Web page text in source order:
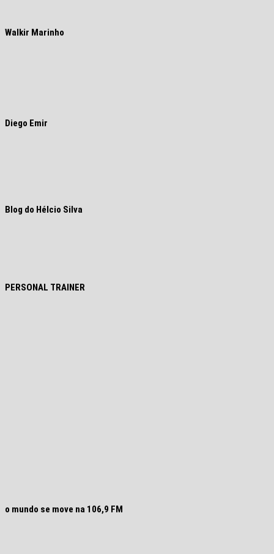
Walkir Marinho
Diego Emir
Blog do Hélcio Silva
PERSONAL TRAINER
o mundo se move na 106,9 FM